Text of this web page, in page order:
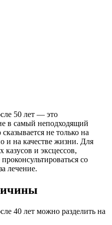
50 лет — это
в самый неподходящий
не только на
и на качестве жизни. Для
и эксцессов,
со
лечение.
40 лет можно разделить на